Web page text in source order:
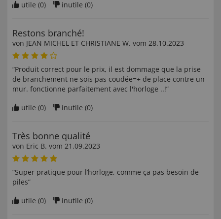
utile (0) inutile (0)
Restons branché!
von JEAN MICHEL ET CHRISTIANE W. vom 28.10.2023
“Produit correct pour le prix, il est dommage que la prise
de branchement ne sois pas coudée=+ de place contre un
mur. fonctionne parfaitement avec l'horloge ..!”
utile (0) inutile (0)
Très bonne qualité
von Eric B. vom 21.09.2023
“Super pratique pour l’horloge, comme ça pas besoin de
piles”
utile (0) inutile (0)